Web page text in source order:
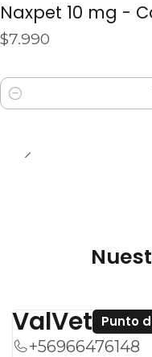
Naxpet 10 mg -
$7.990
Cantidad
ValVet Punto
+56966476148